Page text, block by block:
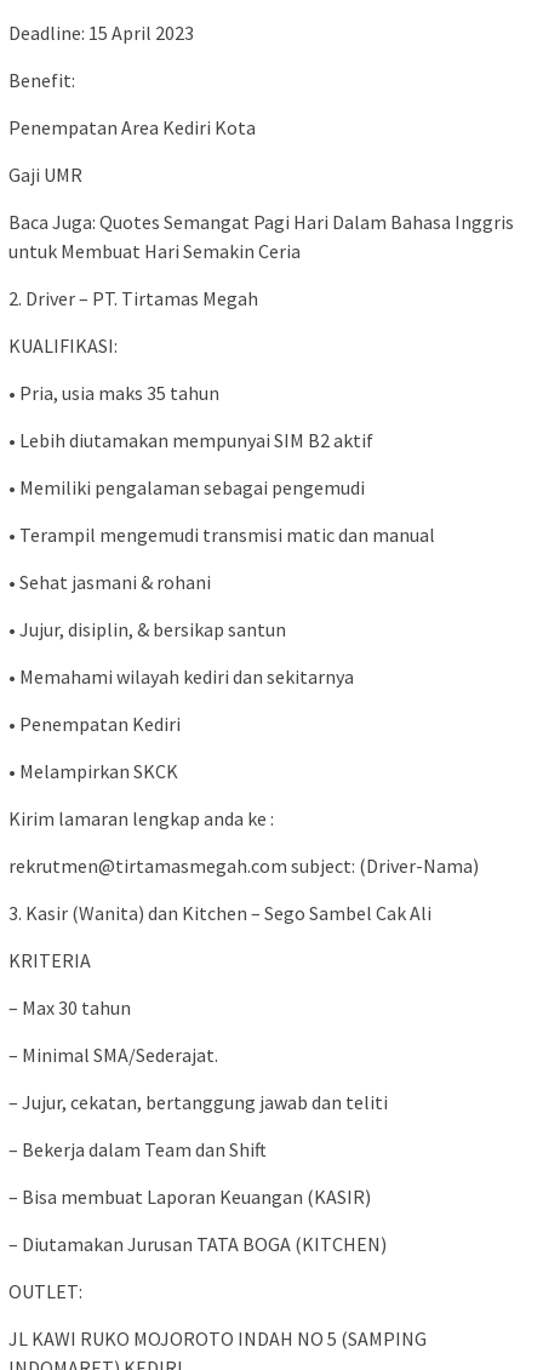
Deadline: 15 April 2023
Benefit:
Penempatan Area Kediri Kota
Gaji UMR
Baca Juga: Quotes Semangat Pagi Hari Dalam Bahasa Inggris
untuk Membuat Hari Semakin Ceria
2. Driver – PT. Tirtamas Megah
KUALIFIKASI:
• Pria, usia maks 35 tahun
• Lebih diutamakan mempunyai SIM B2 aktif
• Memiliki pengalaman sebagai pengemudi
• Terampil mengemudi transmisi matic dan manual
• Sehat jasmani & rohani
• Jujur, disiplin, & bersikap santun
• Memahami wilayah kediri dan sekitarnya
• Penempatan Kediri
• Melampirkan SKCK
Kirim lamaran lengkap anda ke :
rekrutmen@tirtamasmegah.com subject: (Driver-Nama)
3. Kasir (Wanita) dan Kitchen – Sego Sambel Cak Ali
KRITERIA
– Max 30 tahun
– Minimal SMA/Sederajat.
– Jujur, cekatan, bertanggung jawab dan teliti
– Bekerja dalam Team dan Shift
– Bisa membuat Laporan Keuangan (KASIR)
– Diutamakan Jurusan TATA BOGA (KITCHEN)
OUTLET:
JL KAWI RUKO MOJOROTO INDAH NO 5 (SAMPING